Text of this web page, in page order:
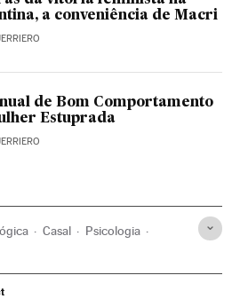
a conveniência de Macri
de Bom Comportamento
Estuprada
Casal Psicologia